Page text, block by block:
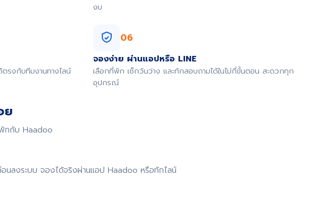
งบ
ตรงกับทีมงานทางไลน์
06
จองง่าย ผ่านแอปหรือ LINE
เลือกที่พัก เช็กวันว่าง และทักสอบถามได้ในไม่กี่ขั้นตอน สะดวกทุก
อุปกรณ์
ย
กกับ Haadoo
ลงระบบ จองได้จริงผ่านแอป Haadoo หรือทักไลน์